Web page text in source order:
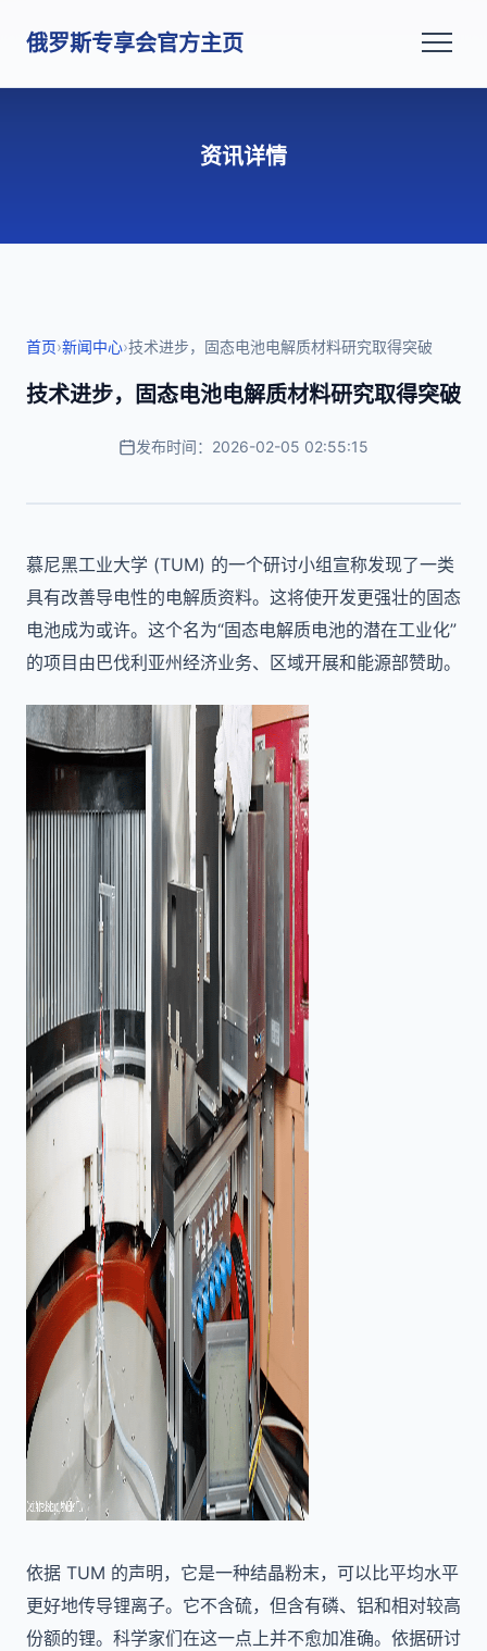
俄罗斯专享会官方主页
资讯详情
首页›新闻中心›技术进步，固态电池电解质材料研究取得突破
技术进步，固态电池电解质材料研究取得突破
发布时间：2026-02-05 02:55:15
慕尼黑工业大学 (TUM) 的一个研讨小组宣称发现了一类
具有改善导电性的电解质资料。这将使开发更强壮的固态
电池成为或许。这个名为“固态电解质电池的潜在工业化”
的项目由巴伐利亚州经济业务、区域开展和能源部赞助。
依据 TUM 的声明，它是一种结晶粉末，可以比平均水平
更好地传导锂离子。它不含硫，但含有磷、铝和相对较高
份额的锂。科学家们在这一点上并不愈加准确。依据研讨